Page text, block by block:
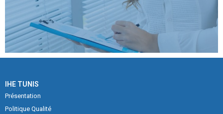
IHE TUNIS
Présentation
Politique Qualité